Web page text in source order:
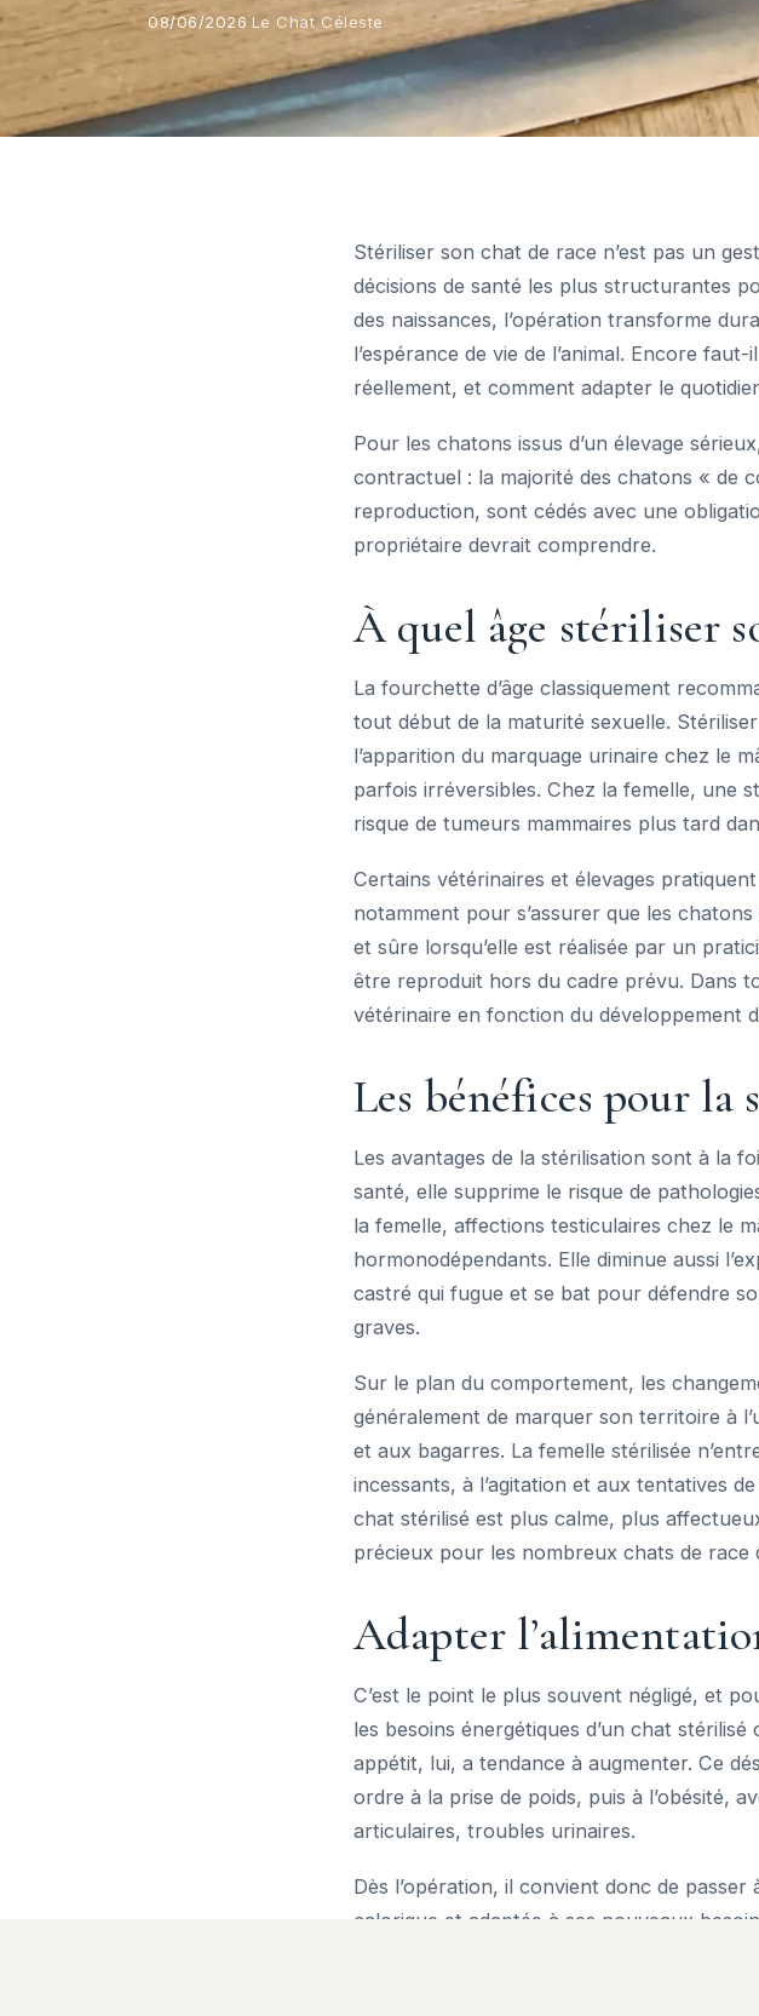
08/06/2026·Le Chat Céleste
Stériliser son chat de race n’est pas un
décisions de santé les plus structurantes
des naissances, l’opération transforme
l’espérance de vie de l’animal. Encore
réellement, et comment adapter le
Pour les chatons issus d’un élevage
contractuel : la majorité des chatons « de
reproduction, sont cédés avec une
propriétaire devrait comprendre.
À quel âge stériliser
La fourchette d’âge classiquement
tout début de la maturité sexuelle.
l’apparition du marquage urinaire chez le
parfois irréversibles. Chez la femelle, une
risque de tumeurs mammaires plus tard
Certains vétérinaires et élevages
notamment pour s’assurer que les
et sûre lorsqu’elle est réalisée par un
être reproduit hors du cadre prévu. Dans
vétérinaire en fonction du développement
Les bénéfices pour
Les avantages de la stérilisation sont à la
santé, elle supprime le risque de
la femelle, affections testiculaires chez le
hormonodépendants. Elle diminue aussi
castré qui fugue et se bat pour défendre
graves.
Sur le plan du comportement, les
généralement de marquer son territoire à
et aux bagarres. La femelle stérilisée
incessants, à l’agitation et aux tentatives
chat stérilisé est plus calme, plus
précieux pour les nombreux chats de race
Adapter
C’est le point le plus souvent négligé, et
les besoins énergétiques d’un chat
appétit, lui, a tendance à augmenter. Ce
ordre à la prise de poids, puis à l’obésité,
articulaires, troubles urinaires.
Dès l’opération, il convient donc de
calorique et adaptée à ses nouveaux